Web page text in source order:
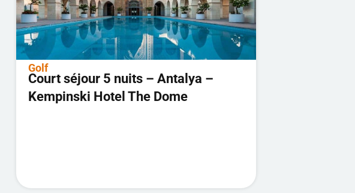
Golf
Court séjour 5 nuits – Antalya –
Kempinski Hotel The Dome